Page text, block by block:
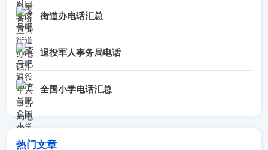
街道办电话汇总
退役军人事务局电话
全国小学电话汇总
热门文章